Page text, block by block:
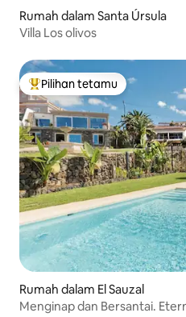
Rumah dalam Santa Úrsula
Villa Los olivos
Pilihan utama tetamu
Pilihan tetamu
Rumah dalam El Sauzal
Menginap dan